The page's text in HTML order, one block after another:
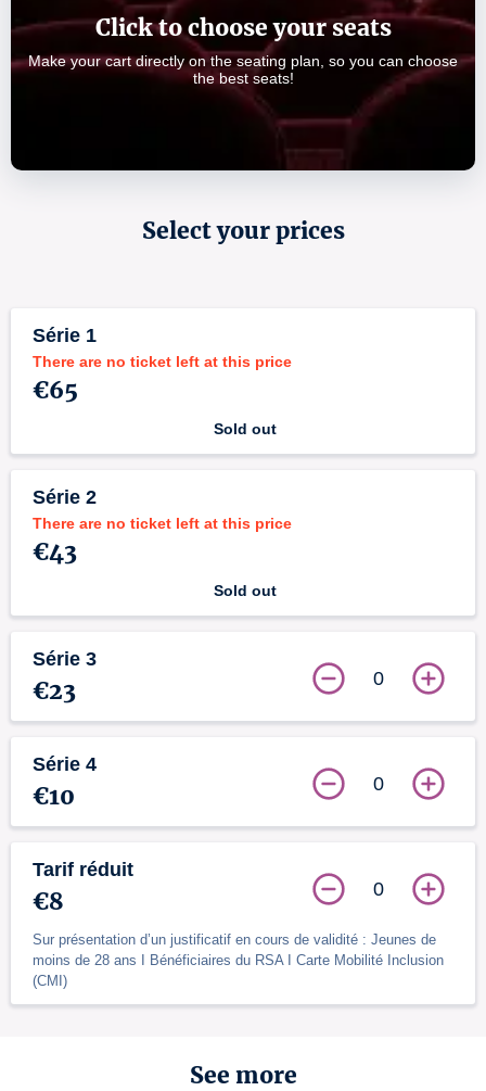
Click to choose your seats
Make your cart directly on the seating plan, so you can choose
the best seats!
Select your prices
Série 1
There are no ticket left at this price
€65
Sold out
Série 2
There are no ticket left at this price
€43
Sold out
Série 3
€23 0
Série 4
€10 0
Tarif réduit
€8
Sur présentation d’un justificatif en cours de validité : Jeunes de
moins de 28 ans I Bénéficiaires du RSA I Carte Mobilité Inclusion
(CMI)
0
See more